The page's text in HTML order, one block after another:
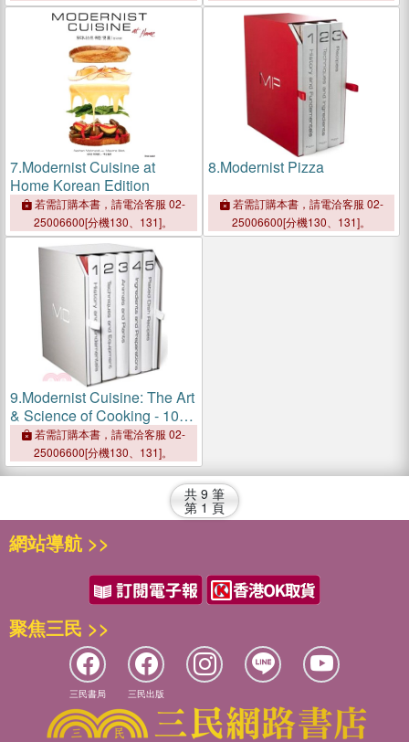
7.Modernist Cuisine at
Home Korean Edition
若需訂購本書，請電洽客服 02-
25006600[分機130、131]。
8.Modernist Pizza
若需訂購本書，請電洽客服 02-
25006600[分機130、131]。
9.Modernist Cuisine: The Art
& Science of Cooking - 10th
Anniversary Edition
若需訂購本書，請電洽客服 02-
25006600[分機130、131]。
共 9 筆
第 1 頁
網站導航 >>
聚焦三民 >>
三民書局 三民出版